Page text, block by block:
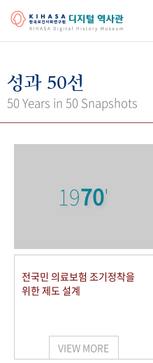
걸어온 길 기관 변천사
키워드로 보는
사진 아카이브 문서 기록물
50+1 주년 기념
세계와 함께 한 KIHASA
성과 50선
50 Years in 50 Snapshots
1970'
전국민 의료보험 조기정착을
위한 제도 설계
VIEW MORE